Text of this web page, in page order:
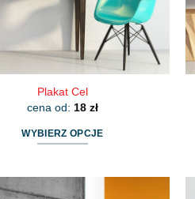
Plakat Cel
cena od: 18 zł
WYBIERZ OPCJE